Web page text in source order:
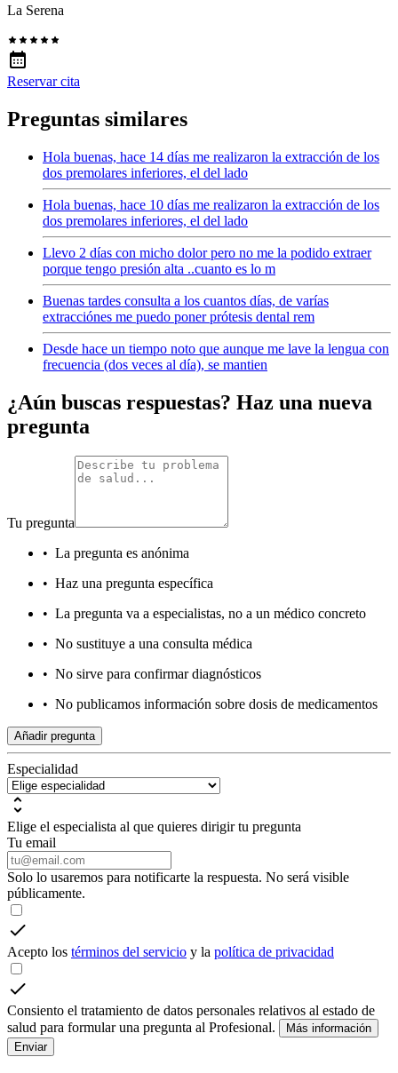
La Serena
Reservar cita
Preguntas similares
Hola buenas, hace 14 días me realizaron la extracción de los
dos premolares inferiores, el del lado
Hola buenas, hace 10 días me realizaron la extracción de los
dos premolares inferiores, el del lado
Llevo 2 días con micho dolor pero no me la podido extraer
porque tengo presión alta ..cuanto es lo m
Buenas tardes consulta a los cuantos días, de varías
extracciónes me puedo poner prótesis dental rem
Desde hace un tiempo noto que aunque me lave la lengua con
frecuencia (dos veces al día), se mantien
¿Aún buscas respuestas? Haz una nueva
pregunta
Tu pregunta
• La pregunta es anónima
• Haz una pregunta específica
• La pregunta va a especialistas, no a un médico concreto
• No sustituye a una consulta médica
• No sirve para confirmar diagnósticos
• No publicamos información sobre dosis de medicamentos
Añadir pregunta
Especialidad
Elige el especialista al que quieres dirigir tu pregunta
Tu email
Solo lo usaremos para notificarte la respuesta. No será visible
públicamente.
Acepto los términos del servicio y la política de privacidad
Consiento el tratamiento de datos personales relativos al estado de
salud para formular una pregunta al Profesional.
Más información
Enviar